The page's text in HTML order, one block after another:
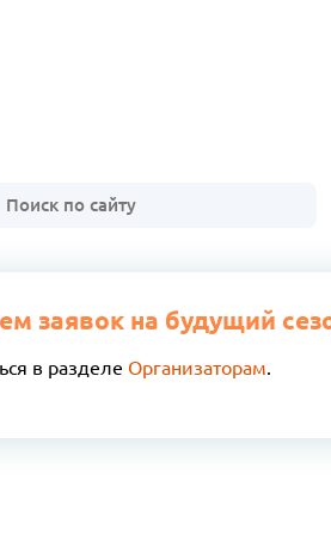
заявок на будущий
в разделе Организаторам.